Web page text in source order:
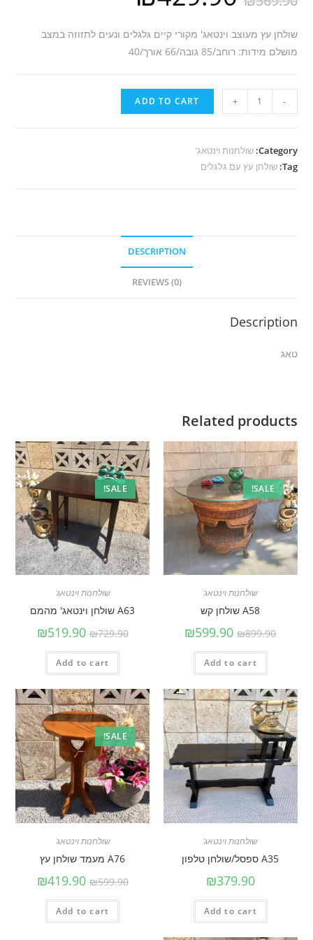
שולחן עץ מעוצב וינטאג' מקורי קיים גלגלים ונעים לתזוזה במצב
מושלם מידות: רוחב/85 גובה/66 אורך/40
-
A64
שולחן
וינטאג'
quantity
+
ADD TO CART
Category: שולחנות וינטאג'
Tag: שולחן עץ עם גלגלים
DESCRIPTION
REVIEWS (0)
Description
טאג
Related products
SALE!
שולחנות וינטאג'
A58 שולחן קש
₪899.90
₪599.90
Add to cart
SALE!
שולחנות וינטאג'
A63 שולחן וינטאג' מהמם
₪729.90
₪519.90
Add to cart
שולחנות וינטאג'
A35 ספסל/שולחן טלפון
₪379.90
Add to cart
SALE!
שולחנות וינטאג'
A76 מעמד שולחן עץ
₪599.90
₪419.90
Add to cart